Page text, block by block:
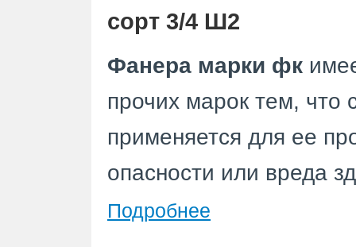
сорт 3/4 Ш2
Фанера марки фк
прочих марок тем, что
применяется для ее
опасности или вреда
Подробнее